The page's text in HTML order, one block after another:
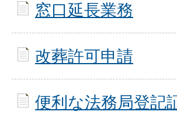
窓口延長業務
改葬許可申請
便利な法務局登記